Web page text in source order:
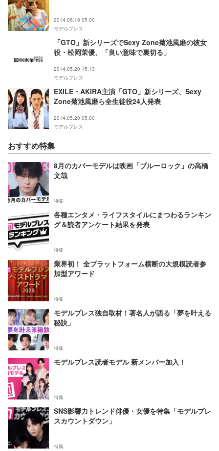
2014.06.18 05:00
モデルプレス
「GTO」新シリーズでSexy Zone菊池風磨の彼女
役・松岡茉優、「良い意味で裏切る」
2014.05.20 15:13
モデルプレス
EXILE・AKIRA主演「GTO」新シリーズ、Sexy
Zone菊池風磨ら全生徒役24人発表
2014.05.20 05:00
モデルプレス
おすすめ特集
8月のカバーモデルは映画「ブルーロック」の高橋
文哉
特集
各種エンタメ・ライフスタイルにまつわるランキン
グ＆読者アンケート結果を発表
特集
業界初！ 全プラットフォーム横断の大規模読者参
加型アワード
特集
モデルプレス独自取材！著名人が語る「夢を叶える
秘訣」
特集
モデルプレス読者モデル 新メンバー加入！
特集
SNS影響力トレンド俳優・女優を特集「モデルプレ
スカウントダウン」
特集